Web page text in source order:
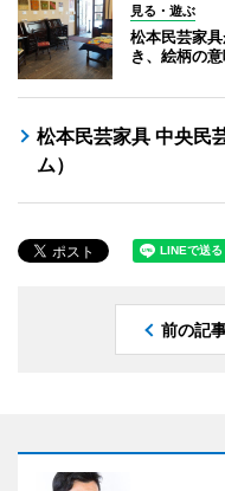
見る・遊ぶ
松本民芸家
き、絵柄の
松本民芸家具 中央民
ム）
前の記